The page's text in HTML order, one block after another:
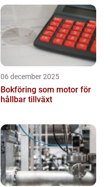
06 december 2025
Bokföring som motor för
hållbar tillväxt